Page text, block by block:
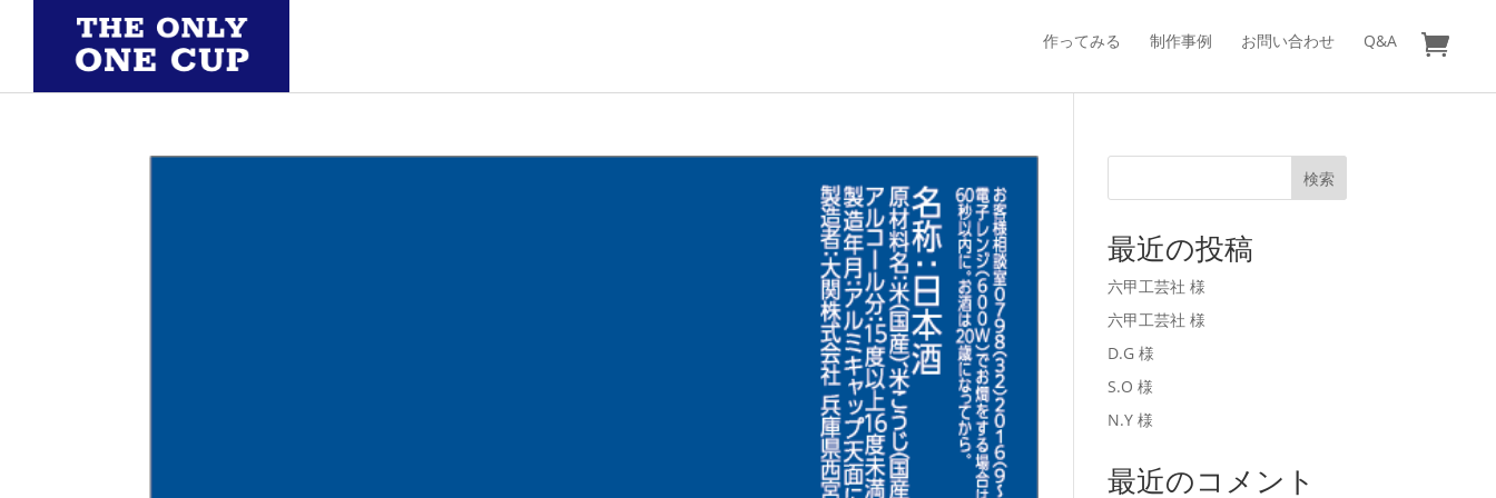
作ってみる 制作事例 お問い合わせ Q&A
検索
最近の投稿
六甲工芸社 様
六甲工芸社 様
D.G 様
S.O 様
N.Y 様
最近のコメント